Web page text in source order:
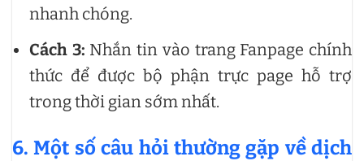
nhanh chóng.
Cách 3: Nhắn tin vào trang Fanpage chính
thức để được bộ phận trực page hỗ trợ
trong thời gian sớm nhất.
6. Một số câu hỏi thường gặp về dịch